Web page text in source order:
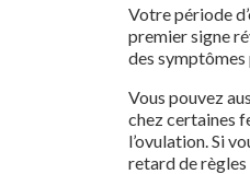
Votre période
premier signe
des symptômes
Vous pouvez
chez certaines
l’ovulation. Si
retard de règles